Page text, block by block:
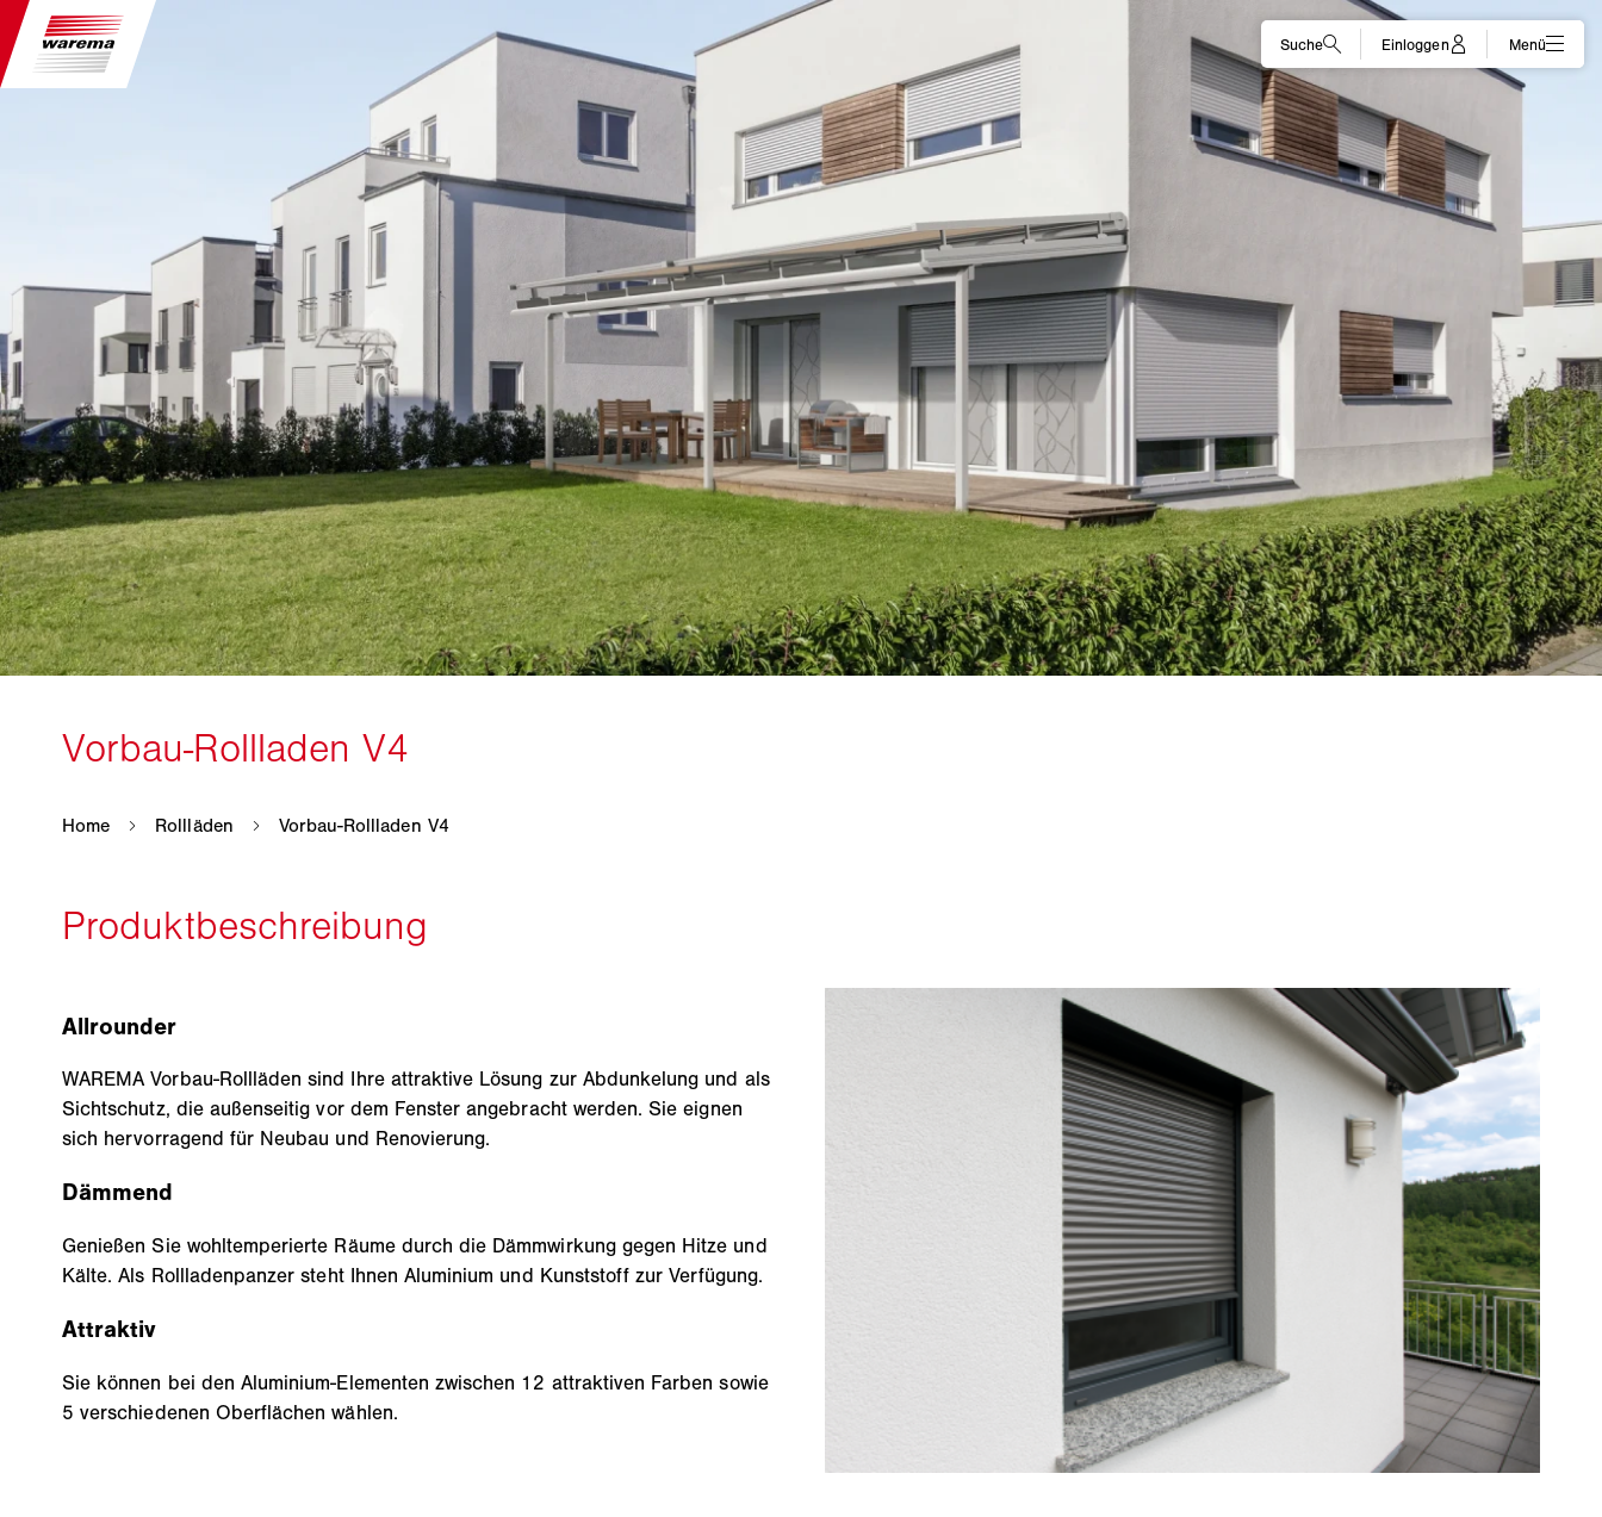
Allrounder
WAREMA Vorbau-Rollläden sind Ihre attraktive Lösung zur Abdunkelung und als
Sichtschutz, die außenseitig vor dem Fenster angebracht werden. Sie eignen
sich hervorragend für Neubau und Renovierung.
Dämmend
Genießen Sie wohltemperierte Räume durch die Dämmwirkung gegen Hitze und
Kälte. Als Rollladenpanzer steht Ihnen Aluminium und Kunststoff zur Verfügung.
Attraktiv
Sie können bei den Aluminium-Elementen zwischen 12 attraktiven Farben sowie
5 verschiedenen Oberflächen wählen.